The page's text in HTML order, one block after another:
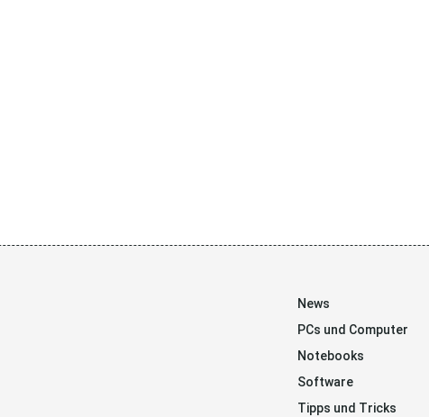
News
PCs und Computer
Notebooks
Software
Tipps und Tricks